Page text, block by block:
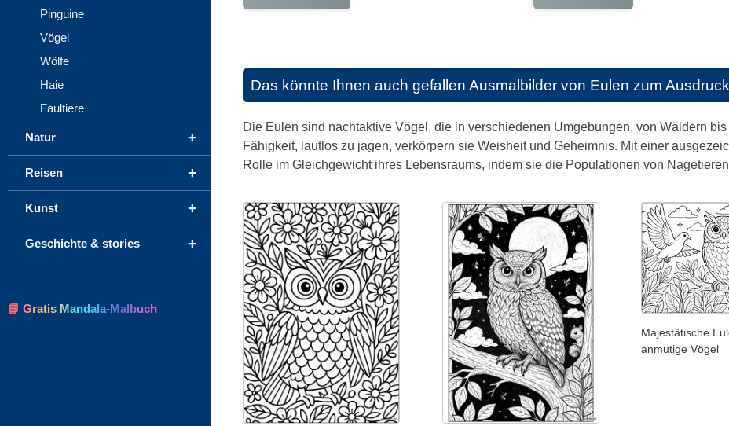
Das könnte Ihnen auch gefallen Ausmalbilder von Eulen zum
Die Eulen sind nachtaktive Vögel, die in verschiedenen Umgebungen, von Wäldern
Fähigkeit, lautlos zu jagen, verkörpern sie Weisheit und Geheimnis. Mit einer
Rolle im Gleichgewicht ihres Lebensraums, indem sie die Populationen von
Majestätische
anmutige Vögel
Pinguine
Vögel
Wölfe
Haie
Faultiere
+
Natur
+
Reisen
+
Kunst
+
Geschichte & stories
📘 Gratis Mandala-Malbuch